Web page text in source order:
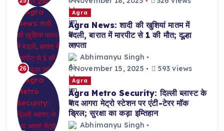
26
Agra
Agra News: शादी की खुशियां मातम में
बदली, बारात में मारपीट से 1 की मौत; दूल्हा
लापता
Abhimanyu Singh
November 15, 2025
593 views
Agra
Agra Metro Security: दिल्ली ब्लास्ट के
बाद आगरा मेट्रो स्टेशन पर एंटी-टेरर मॉक
ड्रिल; सुरक्षा का कड़ा इम्तिहान
Abhimanyu Singh